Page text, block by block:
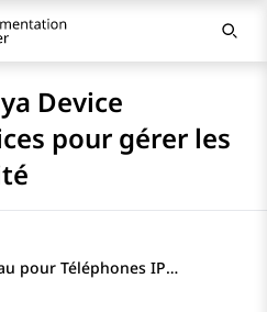
Device
pour gérer les
Fichiers de mise à niveau pour Téléphones IP de la série Avaya J100 et Avaya Vantage